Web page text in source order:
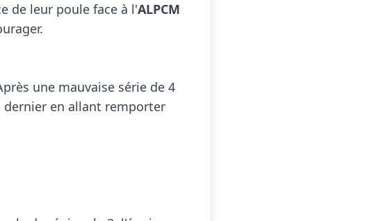
de leur poule face à l'ALPCM
une mauvaise série de 4
dernier en allant remporter